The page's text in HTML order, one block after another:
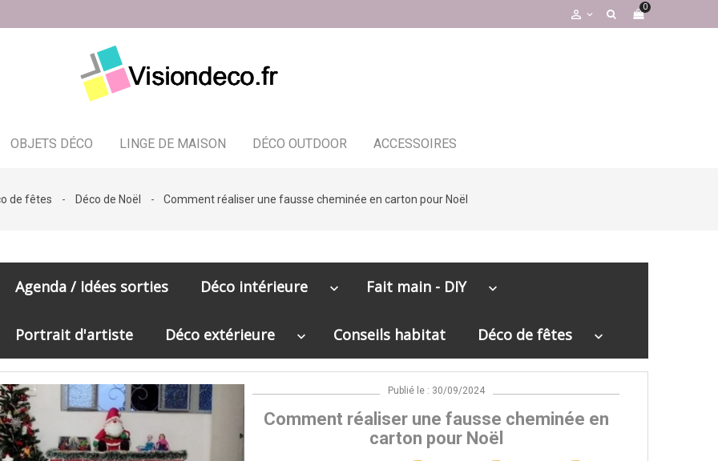

0
OBJETS DÉCO LINGE DE MAISON DÉCO OUTDOOR ACCESSOIRES
de fêtes Déco de Noël Comment réaliser une fausse cheminée en carton pour Noël
Agenda / Idées sorties Déco intérieure keyboard_arrow_down Fait main - DIY keyboard_arrow_down
Portrait d'artiste Déco extérieure keyboard_arrow_down Conseils habitat Déco de fêtes keyboard_arrow_down
Publié le : 30/09/2024
Comment réaliser une fausse cheminée en
carton pour Noël